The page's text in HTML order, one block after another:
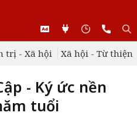
trị - Xã hội Xã hội - Từ thiện
- Ký ức nền
tuổi